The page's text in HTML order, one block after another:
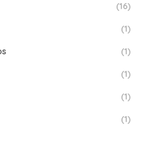
(16)
(1)
(1)
(1)
(1)
(1)